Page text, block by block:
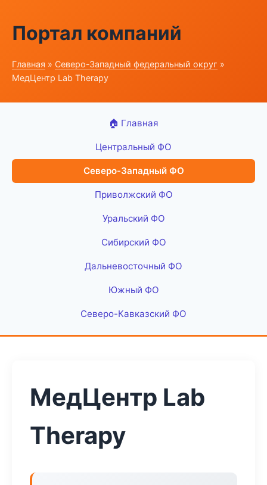
Портал компаний
Главная » Северо-Западный федеральный округ »
МедЦентр Lab Therapy
🏠 Главная
Центральный ФО
Северо-Западный ФО
Приволжский ФО
Уральский ФО
Сибирский ФО
Дальневосточный ФО
Южный ФО
Северо-Кавказский ФО
МедЦентр Lab
Therapy